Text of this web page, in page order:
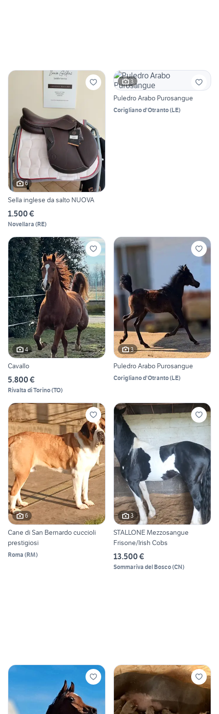
6
Sella inglese da salto NUOVA
1.500 €
Novellara (RE)
3
Puledro Arabo Purosangue
Corigliano d'Otranto(LE)
4
Cavallo
5.800 €
Rivalta di Torino(TO)
3
Puledro Arabo Purosangue
Corigliano d'Otranto(LE)
6
Cane di San Bernardo cuccioli
prestigiosi
Roma (RM)
3
STALLONE Mezzosangue
Frisone/Irish Cobs
13.500 €
Sommariva del Bosco(CN)